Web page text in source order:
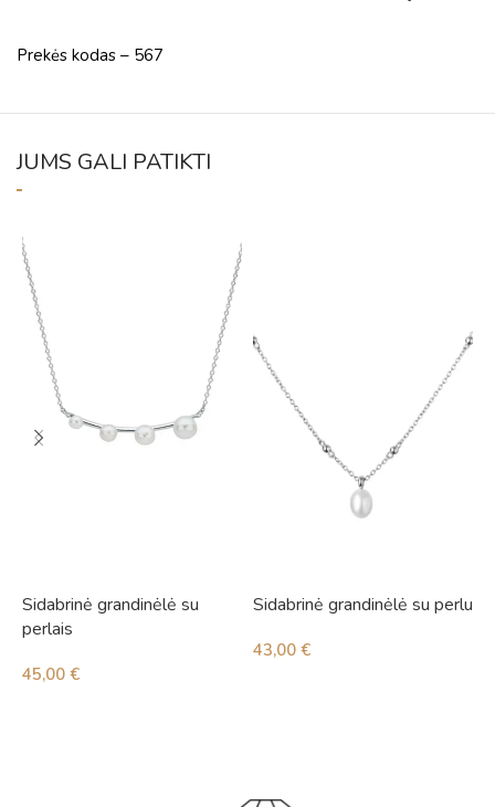
Prekės kodas – 567
JUMS GALI PATIKTI
Sidabrinė grandinėlė su
perlais
45,00 €
Sidabrinė grandinėlė su perlu
43,00 €